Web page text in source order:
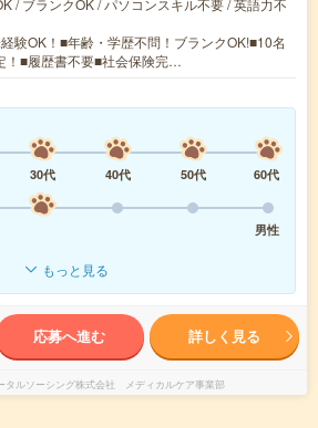
験OK！■年齢・学歴不問！ブランクOK!■10名
！■履歴書不要■社会保険完…
30代 40代 50代
60代
男性
もっと見る
応募へ進む 詳しく見る
タルソーシング株式会社 メディカルケア事業部